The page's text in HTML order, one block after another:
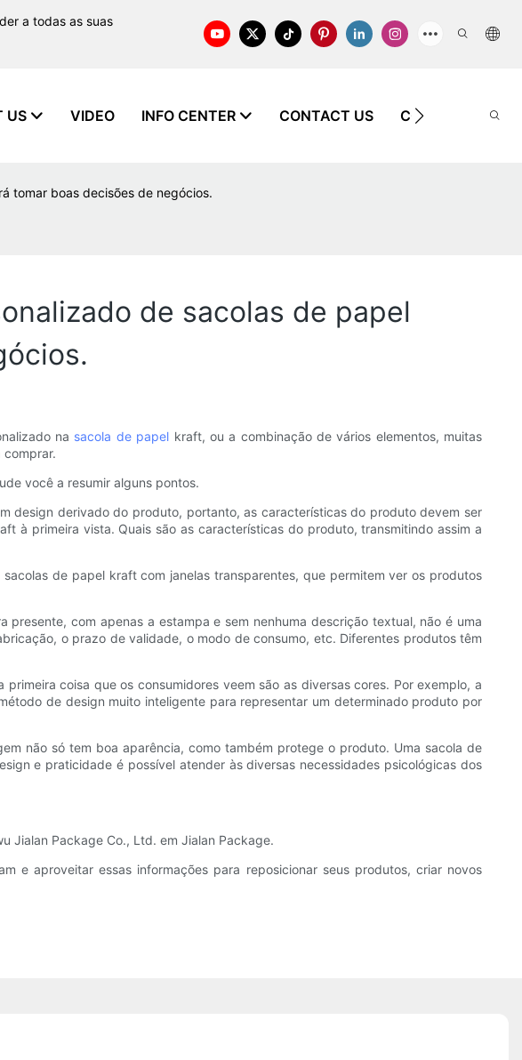
a todas as suas
US VIDEO INFO CENTER CONTACT US CONHECIMENTO
tomar boas decisões de negócios.
de sacolas de papel
na sacola de papel kraft, ou a combinação de vários elementos, muitas
comprar.
você a resumir alguns pontos.
design derivado do produto, portanto, as características do produto devem ser
à primeira vista. Quais são as características do produto, transmitindo assim a
de papel kraft com janelas transparentes, que permitem ver os produtos
com apenas a estampa e sem nenhuma descrição textual, não é uma
o prazo de validade, o modo de consumo, etc. Diferentes produtos têm
coisa que os consumidores veem são as diversas cores. Por exemplo, a
de design muito inteligente para representar um determinado produto por
não só tem boa aparência, como também protege o produto. Uma sacola de
e praticidade é possível atender às diversas necessidades psicológicas dos
Jialan Package Co., Ltd. em Jialan Package.
e aproveitar essas informações para reposicionar seus produtos, criar novos